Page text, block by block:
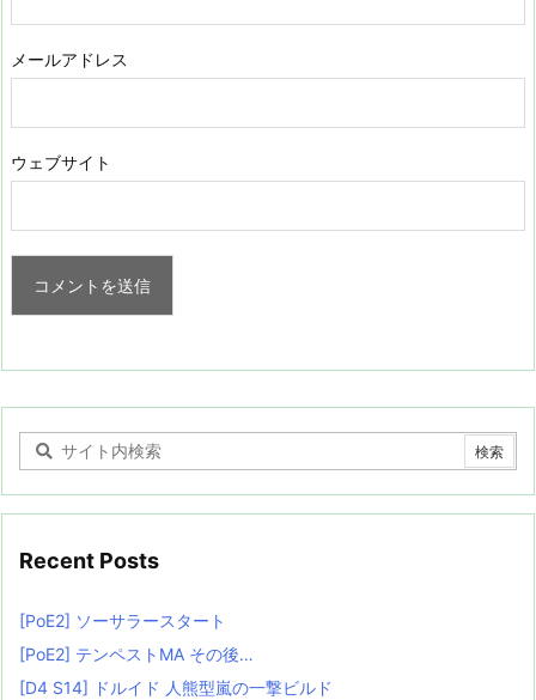
メールアドレス
ウェブサイト
Recent Posts
[PoE2] ソーサラースタート
[PoE2] テンペストMA その後…
[D4 S14] ドルイド 人熊型嵐の一撃ビルド